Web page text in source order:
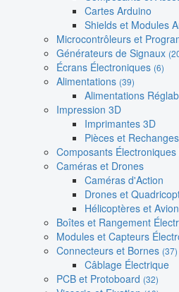
Cartes Arduino
Shields et Modules
Microcontrôleurs et
Générateurs de Signaux
Écrans Électroniques (6)
Alimentations (39)
Alimentations
Impression 3D
Imprimantes 3D
Pièces et
Composants Électroniques
Caméras et Drones
Caméras d'Action
Drones et
Hélicoptères et
Boîtes et Rangement
Modules et Capteurs
Connecteurs et Bornes (37)
Câblage Électrique
PCB et Protoboard (32)